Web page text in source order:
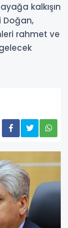
kalkışın
Doğan,
rahmet ve